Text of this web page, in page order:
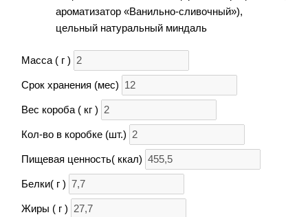
ароматизатор «Ванильно-сливочный»),
цельный натуральный миндаль
Масса ( г )
Срок хранения (мес)
Вес короба ( кг )
Кол-во в коробке (шт.)
Пищевая ценность( ккал)
Белки( г )
Жиры ( г )